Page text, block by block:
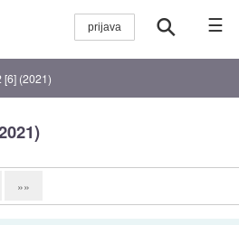
☰
[6] (2021)
»»